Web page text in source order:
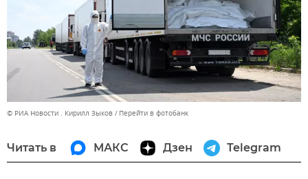
© РИА Новости . Кирилл Зыков Перейти в фотобанк
Читать в МАКС Дзен Telegram